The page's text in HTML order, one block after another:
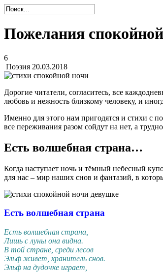
Пожелания
6
Поэзия 20.03.2018
Дорогие читатели, согласитесь, все
любовь и нежность близкому человеку, и
Именно для этого нам пригодятся и стихи с
все переживания разом сойдут на нет, а
Есть волшебная страна…
Когда наступает ночь и тёмный небесный
для нас – мир наших снов и фантазий, в
Есть волшебная страна
Есть волшебная страна,
Лишь с луны она видна.
В той стране, среди лесов
Эльф живет, хранитель снов.
Эльф на дудочке играет,